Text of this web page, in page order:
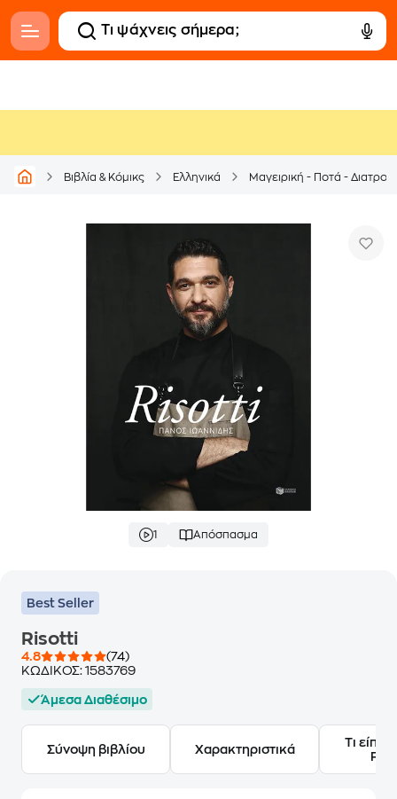
Βιβλία & Κόμικς Ελληνικά Μαγειρική - Ποτά -
1 Απόσπασμα
Best Seller
Risotti
4.8
(74)
ΚΩΔΙΚΟΣ: 1583769
Άμεσα Διαθέσιμο
Σύνοψη βιβλίου Χαρακτηριστικά
Τι